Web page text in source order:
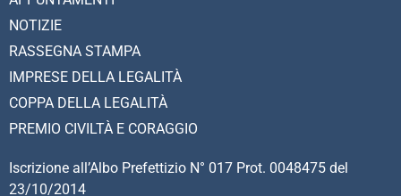
NOTIZIE
RASSEGNA STAMPA
IMPRESE DELLA LEGALITÀ
COPPA DELLA LEGALITÀ
PREMIO CIVILTÀ E CORAGGIO
Iscrizione all’Albo Prefettizio N° 017 Prot. 0048475 del
23/10/2014